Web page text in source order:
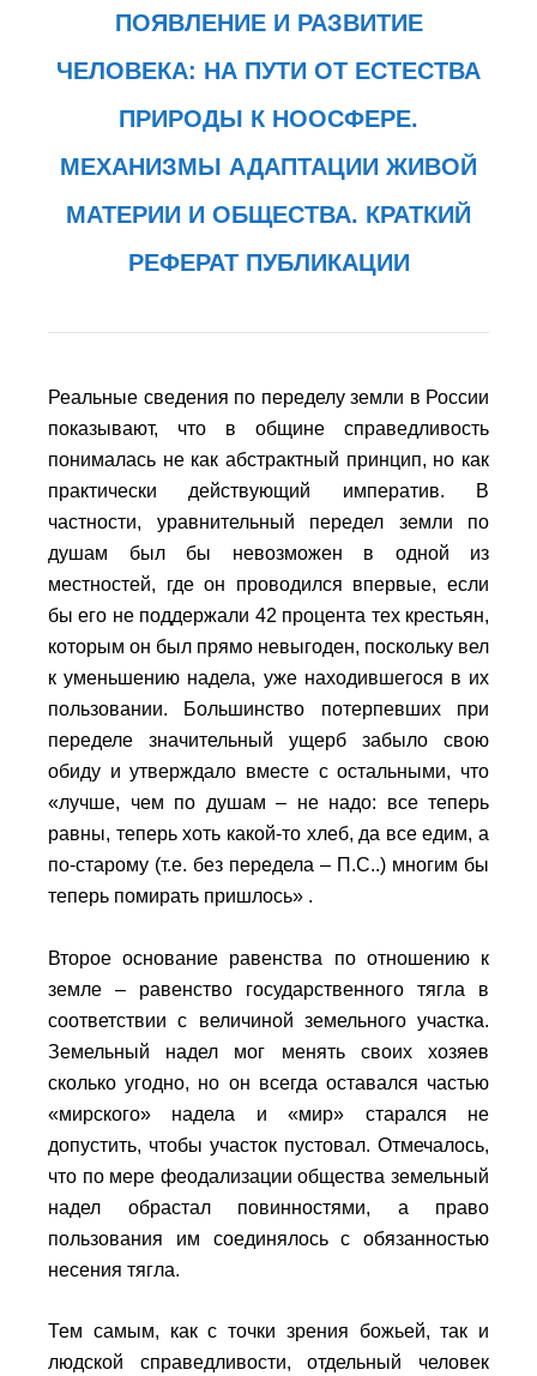
ПОЯВЛЕНИЕ И РАЗВИТИЕ
ЧЕЛОВЕКА: НА ПУТИ ОТ ЕСТЕСТВА
ПРИРОДЫ К НООСФЕРЕ.
МЕХАНИЗМЫ АДАПТАЦИИ ЖИВОЙ
МАТЕРИИ И ОБЩЕСТВА. КРАТКИЙ
РЕФЕРАТ ПУБЛИКАЦИИ
Реальные сведения по переделу земли в России
показывают, что в общине справедливость
понималась не как абстрактный принцип, но как
практически действующий императив. В
частности, уравнительный передел земли по
душам был бы невозможен в одной из
местностей, где он проводился впервые, если
бы его не поддержали 42 процента тех крестьян,
которым он был прямо невыгоден, поскольку вел
к уменьшению надела, уже находившегося в их
пользовании. Большинство потерпевших при
переделе значительный ущерб забыло свою
обиду и утверждало вместе с остальными, что
«лучше, чем по душам – не надо: все теперь
равны, теперь хоть какой-то хлеб, да все едим, а
по-старому (т.е. без передела – П.С..) многим бы
теперь помирать пришлось» .
Второе основание равенства по отношению к
земле – равенство государственного тягла в
соответствии с величиной земельного участка.
Земельный надел мог менять своих хозяев
сколько угодно, но он всегда оставался частью
«мирского» надела и «мир» старался не
допустить, чтобы участок пустовал. Отмечалось,
что по мере феодализации общества земельный
надел обрастал повинностями, а право
пользования им соединялось с обязанностью
несения тягла.
Тем самым, как с точки зрения божьей, так и
людской справедливости,отдельный человек